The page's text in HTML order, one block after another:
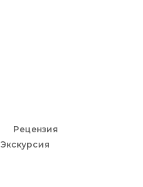
Рецензия
Экскурсия